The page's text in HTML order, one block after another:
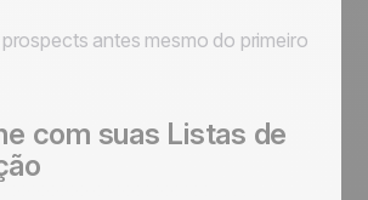
antes mesmo do primeiro
com suas Listas de